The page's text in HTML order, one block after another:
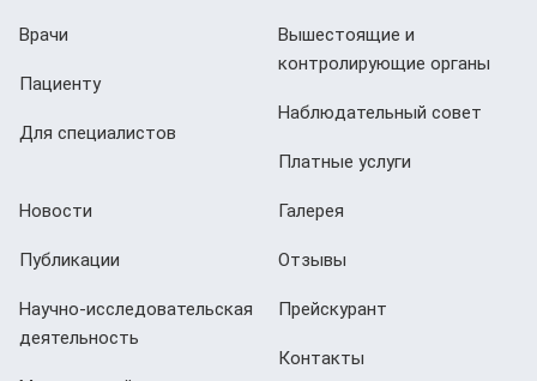
Врачи
Пациенту
Для специалистов
Вышестоящие и
контролирующие органы
Наблюдательный совет
Платные услуги
Новости
Публикации
Научно-исследовательская
деятельность
Галерея
Отзывы
Прейскурант
Контакты